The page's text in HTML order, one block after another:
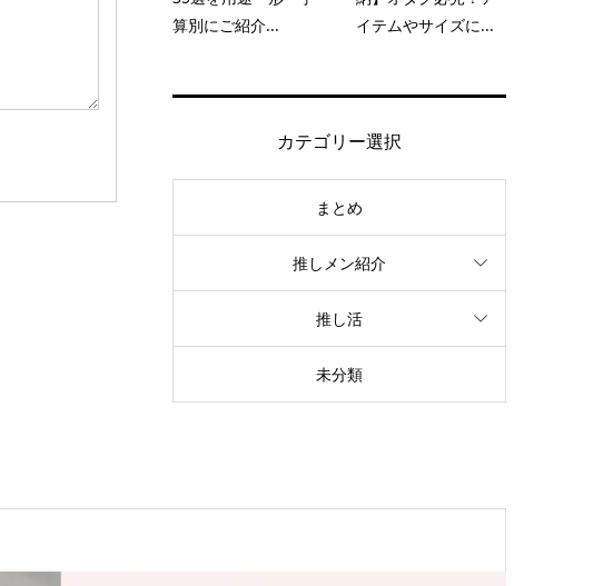
算別にご紹介...
イテムやサイズに...
カテゴリー選択
まとめ
推しメン紹介
推し活
未分類